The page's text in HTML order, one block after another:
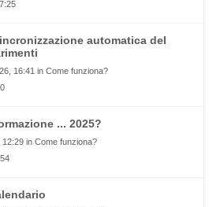
automatica del
16:41 in Come funziona?
... 2025?
12:29 in Come funziona?